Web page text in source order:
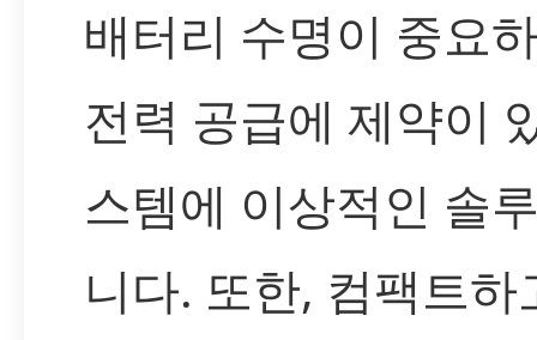
배터리 수명이 중요
전력 공급에 제약이
스템에 이상적인 솔
니다. 또한, 컴팩트하